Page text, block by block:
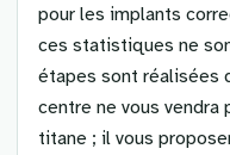
pour les implants
ces statistiques ne
étapes sont réalisées
centre ne vous vendra
titane ; il vous